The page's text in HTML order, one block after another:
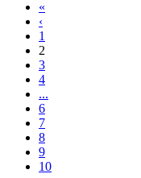
«
‹
1
2
3
4
...
6
7
8
9
10